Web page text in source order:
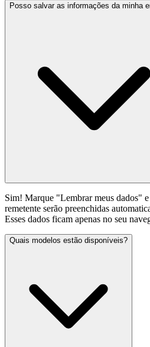
Posso salvar as informações da minha
Sim! Marque "Lembrar meus dados"
remetente serão preenchidas
Esses dados ficam apenas no seu
Quais modelos estão disponíveis?